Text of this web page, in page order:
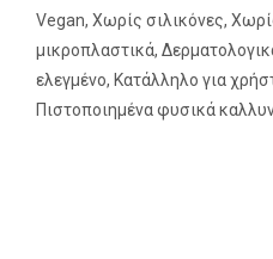
Vegan, Χωρίς σιλικόνες,
μικροπλαστικά,
ελεγμένο, Κατάλληλο για
Πιστοποιημένα φυσικά